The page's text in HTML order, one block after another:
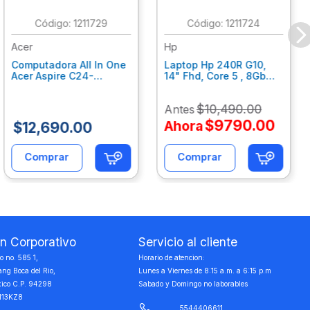
: 1211729
Acer
Computadora All In One
Acer Aspire C24-
Dq.Bmjal.002
$12,690.00
Comprar
:1211724
Hp
Laptop Hp 240R G10,
14" Fhd, Core 5 , 8Gb
Antes$10,490.00
Ahora$9790.00
Comprar
Corporativo
no. 585 1,
Boca del Rio,
C.P. 94298
Servicio al cliente
Horario de atencion:
Lunes a Viernes de 8:15 a.m. a 6:15 p.m
Sabado y Domingo no laborables
5544406611